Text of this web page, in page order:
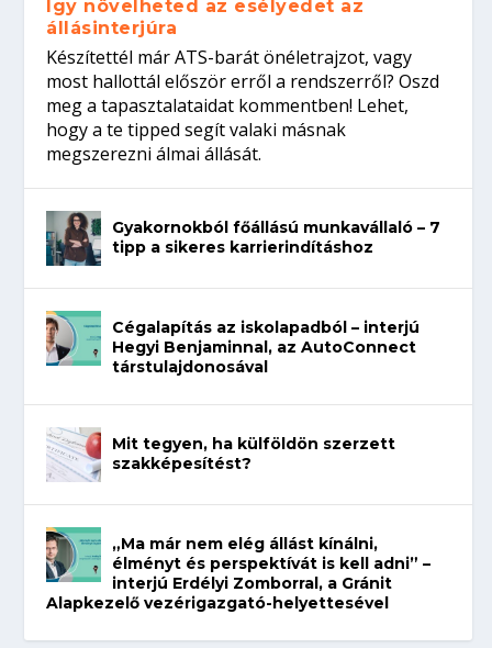
Így növelheted az esélyedet az
állásinterjúra
Készítettél már ATS-barát önéletrajzot, vagy
most hallottál először erről a rendszerről? Oszd
meg a tapasztalataidat kommentben! Lehet,
hogy a te tipped segít valaki másnak
megszerezni álmai állását.
Gyakornokból főállású munkavállaló – 7
tipp a sikeres karrierindításhoz
Cégalapítás az iskolapadból – interjú
Hegyi Benjaminnal, az AutoConnect
társtulajdonosával
Mit tegyen, ha külföldön szerzett
szakképesítést?
„Ma már nem elég állást kínálni,
élményt és perspektívát is kell adni” –
interjú Erdélyi Zomborral, a Gránit
Alapkezelő vezérigazgató-helyettesével